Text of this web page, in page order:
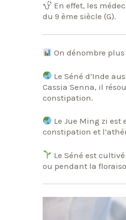
En effet, les
du 9 ème siècle (G).
On dénombre plus
Le Séné d’Inde
Cassia Senna, il
constipation.
Le Jue Ming zi
constipation et
Le Séné est
ou pendant la